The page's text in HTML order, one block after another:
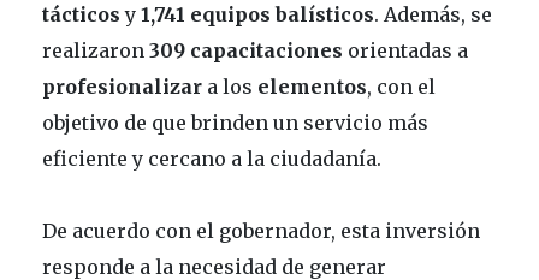
tácticos y 1,741 equipos balísticos. Además, se
realizaron 309 capacitaciones orientadas a
profesionalizar a los elementos, con el
objetivo de que brinden un servicio más
eficiente y cercano a la ciudadanía.
De acuerdo con el gobernador, esta inversión
responde a la necesidad de generar